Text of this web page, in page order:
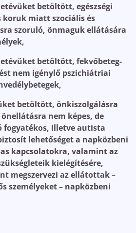
betöltött, egészségi
miatt szociális és
szoruló, önmaguk ellátására
betöltött, fekvőbeteg-
nem igénylő pszichiátriai
betöltött, önkiszolgálásra
önellátásra nem képes, de
fogyatékos, illetve autista
lehetőséget a napközbeni
kapcsolatokra, valamint az
kielégítésére,
megszervezi az ellátottak –
személyeket – napközbeni